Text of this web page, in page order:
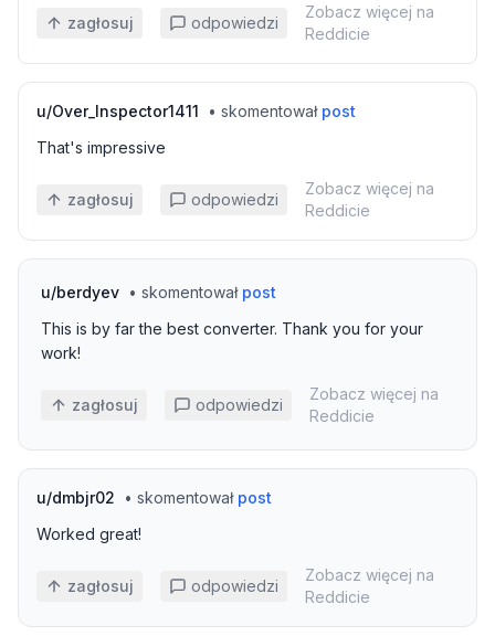
zagłosuj odpowiedzi
Zobacz więcej na
Reddicie
u/Over_Inspector1411 • skomentował post
That's impressive
zagłosuj odpowiedzi
Zobacz więcej na
Reddicie
u/berdyev • skomentował post
This is by far the best converter. Thank you for your
work!
zagłosuj odpowiedzi
Zobacz więcej na
Reddicie
u/dmbjr02 • skomentował post
Worked great!
zagłosuj odpowiedzi
Zobacz więcej na
Reddicie